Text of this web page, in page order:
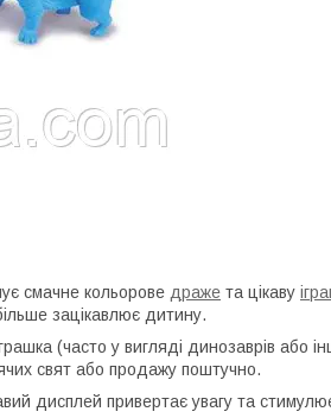
смачне кольорове драже та цікаву
зацікавлює дитину.
(часто у вигляді динозаврів або
свят або продажу поштучно.
дисплей привертає увагу та